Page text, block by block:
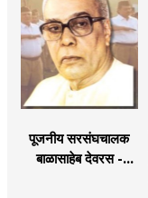
पूजनीय सरसंघचालक
बाळासाहेब देवरस -